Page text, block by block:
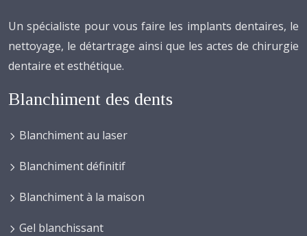
Un spécialiste pour vous faire les implants dentaires, le
nettoyage, le détartrage ainsi que les actes de chirurgie
dentaire et esthétique.
Blanchiment des dents
Blanchiment au laser
Blanchiment définitif
Blanchiment à la maison
Gel blanchissant